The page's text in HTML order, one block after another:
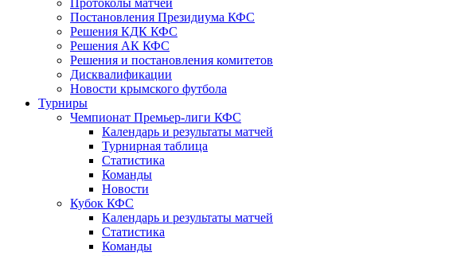
Протоколы матчей
Постановления Президиума КФС
Решения КДК КФС
Решения АК КФС
Решения и постановления комитетов
Дисквалификации
Новости крымского футбола
Турниры
Чемпионат Премьер-лиги КФС
Календарь и результаты матчей
Турнирная таблица
Статистика
Команды
Новости
Кубок КФС
Календарь и результаты матчей
Статистика
Команды